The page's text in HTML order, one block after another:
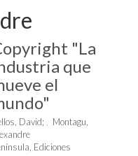
"La
que
el
David;
Montagu,
Ediciones